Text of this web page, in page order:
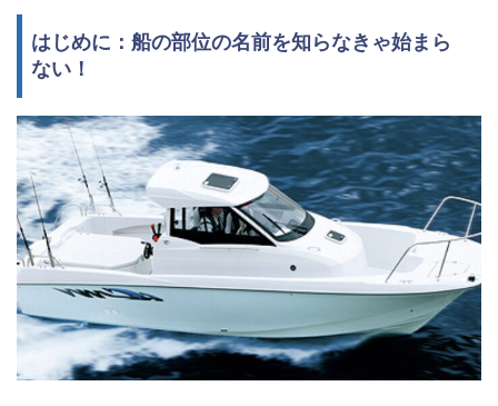
はじめに：船の部位の名前を知らなきゃ始まら
ない！